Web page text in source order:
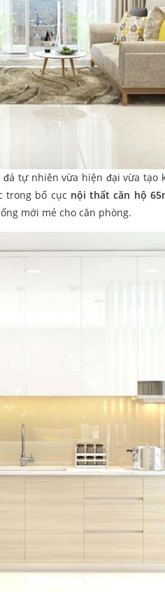
tự nhiên vừa hiện đại vừa tạo
trong bố cục nội thất căn hộ
mới mẻ cho căn phòng.